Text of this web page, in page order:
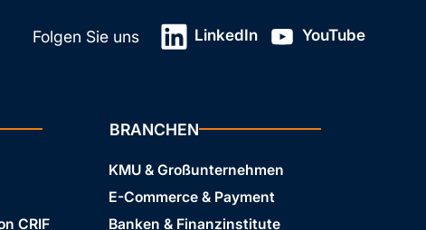
Folgen Sie uns LinkedIn YouTube
CRIF
BRANCHEN
KMU & Großunternehmen
E-Commerce & Payment
Banken & Finanzinstitute